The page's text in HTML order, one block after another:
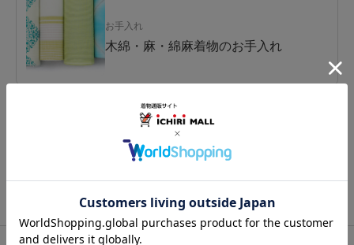
お手入れ
木綿・麻・綿麻着物のお手入れ
シーズン到来！女将の『木綿きもの』